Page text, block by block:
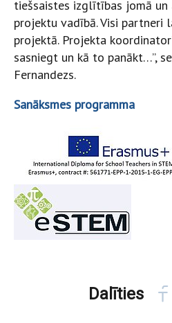
tiešsaistes izglītības jomā un
projektu vadībā. Visi partneri
projektā. Projekta
sasniegt un kā to panākt…”,
Fernandezs.
Sanāksmes programma
Dalīties